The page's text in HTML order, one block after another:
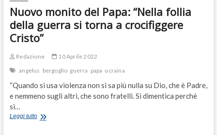
Nuovo monito del Papa: “Nella follia
della guerra si torna a crocifiggere
Cristo”
Redazione
10 Aprile 2022
angelus bergoglio guerra papa ucraina
“Quando si usa violenza non si sa più nulla su Dio, che è Padre,
e nemmeno sugli altri, che sono fratelli. Si dimentica perchè
si…
Leggi tuttoNuovo